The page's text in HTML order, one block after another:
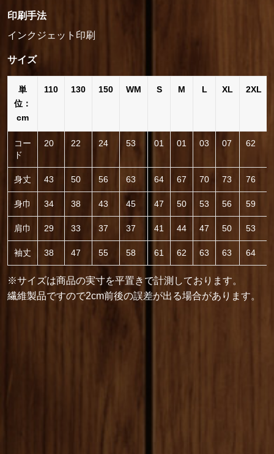
印刷手法
インクジェット印刷
サイズ
単
位：
cm
110 130 150 WM S M L XL 2XL
コー
ド
20 22 24 53 01 01 03 07 62
身丈 43 50 56 63 64 67 70 73 76
身巾 34 38 43 45 47 50 53 56 59
肩巾 29 33 37 37 41 44 47 50 53
袖丈 38 47 55 58 61 62 63 63 64
※サイズは商品の実寸を平置きで計測しております。
繊維製品ですので2cm前後の誤差が出る場合があります。